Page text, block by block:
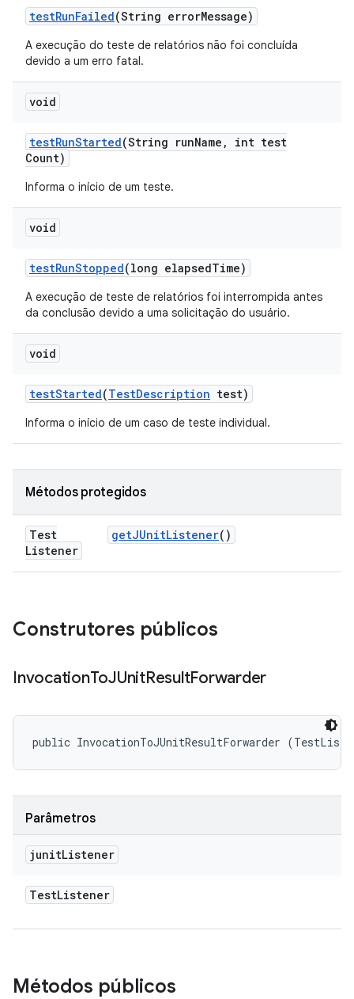
testRunFailed(String errorMessage)
A execução do teste de relatórios não foi concluída
devido a um erro fatal.
void
testRunStarted(String runName ,
int test
Count)
Informa o início de um teste.
void
testRunStopped(long elapsedTime)
A execução de teste de relatórios foi interrompida antes
da conclusão devido a uma solicitação do usuário.
void
testStarted(TestDescription test)
Informa o início de um caso de teste individual.
Métodos protegidos
Test
Listener
getJUnitListener()
Construtores públicos
InvocationToJUnitResultForwarder
public InvocationToJUnitResultForwarder
Parâmetros
junitListener
TestListener
Métodos públicos